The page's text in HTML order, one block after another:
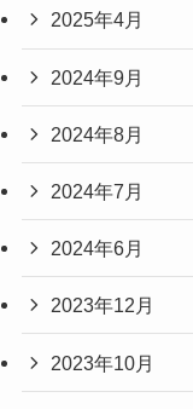
2025年4月
2024年9月
2024年8月
2024年7月
2024年6月
2023年12月
2023年10月